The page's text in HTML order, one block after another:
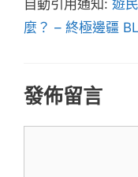
自動引用通知: 遊
麼？ – 終極邊疆
發佈留言